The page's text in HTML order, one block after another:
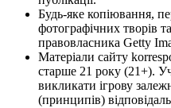
Будь-яке копіювання,
фотографічних творів
правовласника Getty
Матеріали сайту
старше 21 року (21+).
викликати ігрову
(принципів)